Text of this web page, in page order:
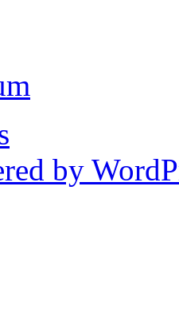
by